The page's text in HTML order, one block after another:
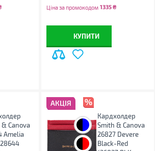
Ціна за промокодом 1335₴
КУПИТИ
Canova
Amelia
АКЦІЯ
Кардхолдер
Smith & Canova
26827 Devere
Black-Red